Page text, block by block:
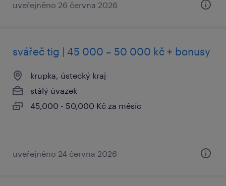
uveřejněno 26 června 2026
svářeč tig | 45 000 – 50 000 kč + bonusy
krupka, ústecký kraj
stálý úvazek
45,000 - 50,000 Kč za měsíc
uveřejněno 24 června 2026